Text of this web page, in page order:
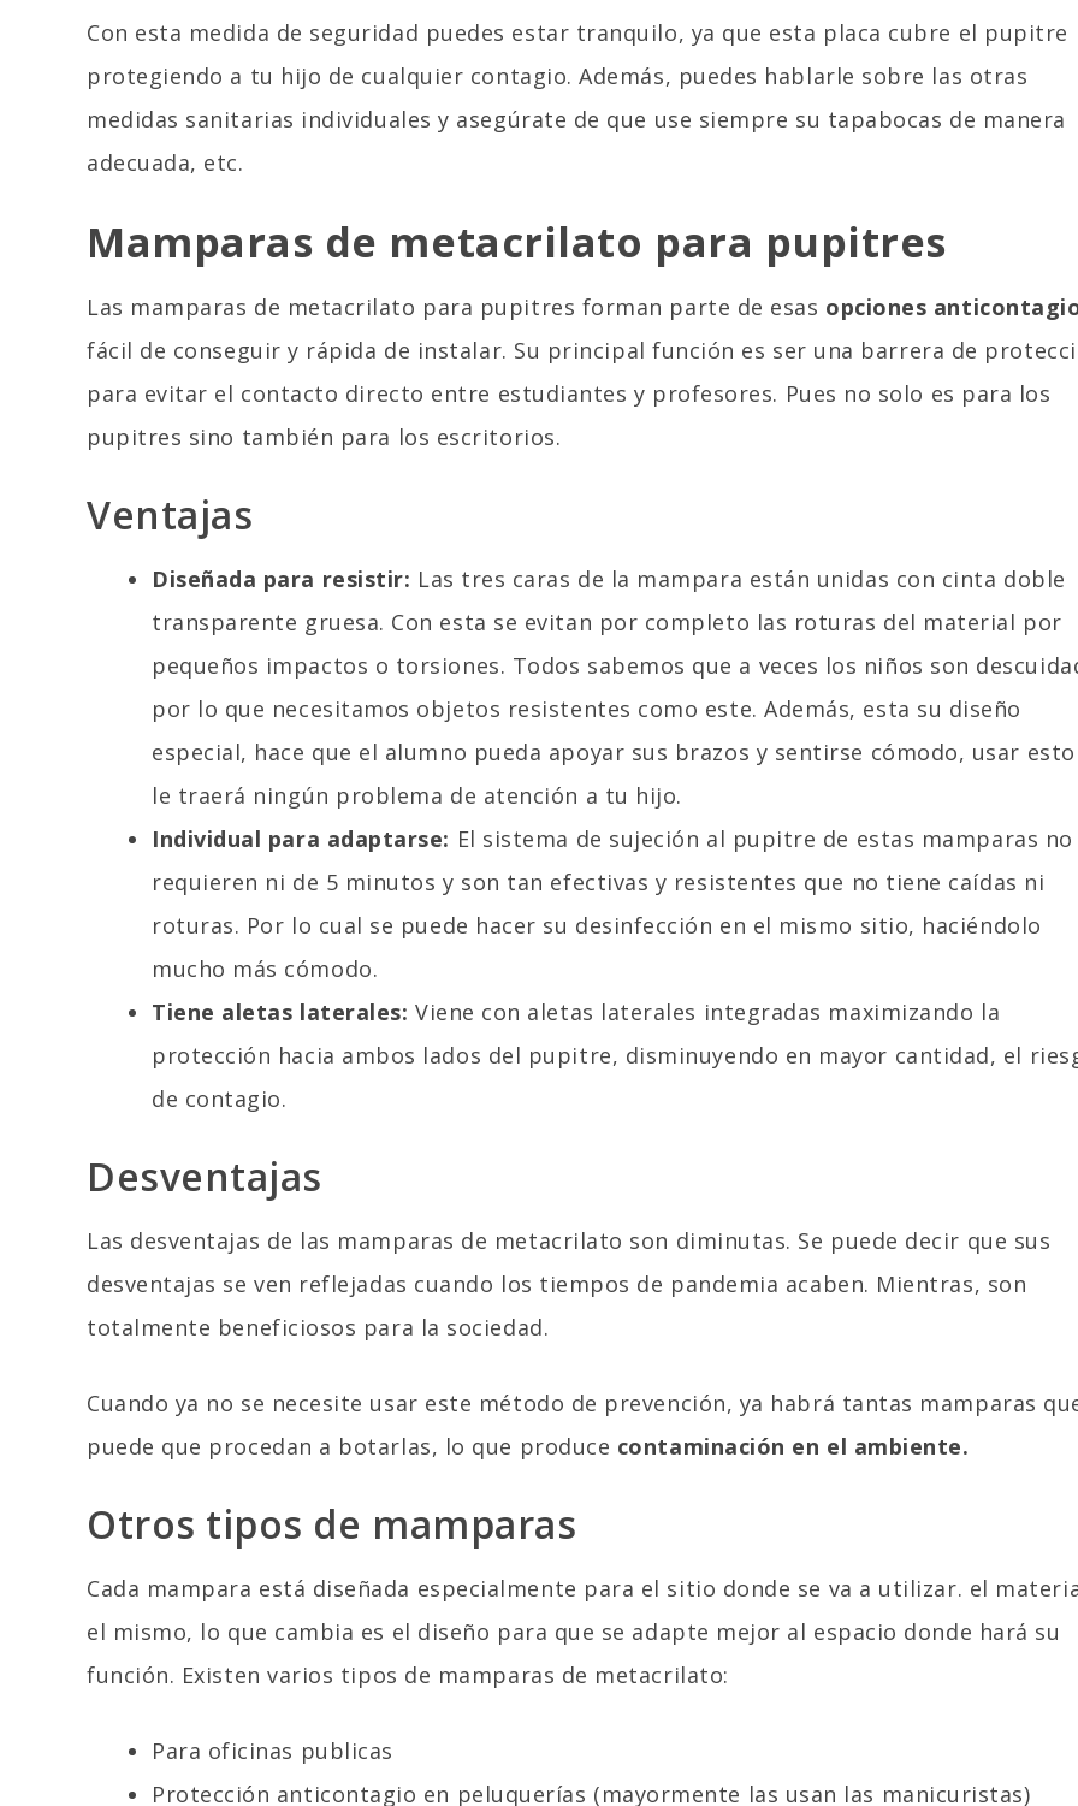
Con esta medida de seguridad puedes estar tranquilo, ya que esta placa cubre el pupitre
protegiendo a tu hijo de cualquier contagio. Además, puedes hablarle sobre las otras
medidas sanitarias individuales y asegúrate de que use siempre su tapabocas de manera
adecuada, etc.
Mamparas de metacrilato para pupitres
Las mamparas de metacrilato para pupitres forman parte de esas opciones
fácil de conseguir y rápida de instalar. Su principal función es ser una barrera de
para evitar el contacto directo entre estudiantes y profesores. Pues no solo es para los
pupitres sino también para los escritorios.
Ventajas
Diseñada para resistir: Las tres caras de la mampara están unidas con cinta doble
transparente gruesa. Con esta se evitan por completo las roturas del material por
pequeños impactos o torsiones. Todos sabemos que a veces los niños son
por lo que necesitamos objetos resistentes como este. Además, esta su diseño
especial, hace que el alumno pueda apoyar sus brazos y sentirse cómodo, usar
le traerá ningún problema de atención a tu hijo.
Individual para adaptarse: El sistema de sujeción al pupitre de estas mamparas no
requieren ni de 5 minutos y son tan efectivas y resistentes que no tiene caídas ni
roturas. Por lo cual se puede hacer su desinfección en el mismo sitio, haciéndolo
mucho más cómodo.
Tiene aletas laterales: Viene con aletas laterales integradas maximizando la
protección hacia ambos lados del pupitre, disminuyendo en mayor cantidad, el
de contagio.
Desventajas
Las desventajas de las mamparas de metacrilato son diminutas. Se puede decir que sus
desventajas se ven reflejadas cuando los tiempos de pandemia acaben. Mientras, son
totalmente beneficiosos para la sociedad.
Cuando ya no se necesite usar este método de prevención, ya habrá tantas mamparas
puede que procedan a botarlas, lo que produce contaminación en el ambiente.
Otros tipos de mamparas
Cada mampara está diseñada especialmente para el sitio donde se va a utilizar. el
el mismo, lo que cambia es el diseño para que se adapte mejor al espacio donde hará su
función. Existen varios tipos de mamparas de metacrilato:
Para oficinas publicas
Protección anticontagio en peluquerías (mayormente las usan las manicuristas)